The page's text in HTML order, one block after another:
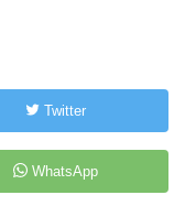
Twitter
WhatsApp